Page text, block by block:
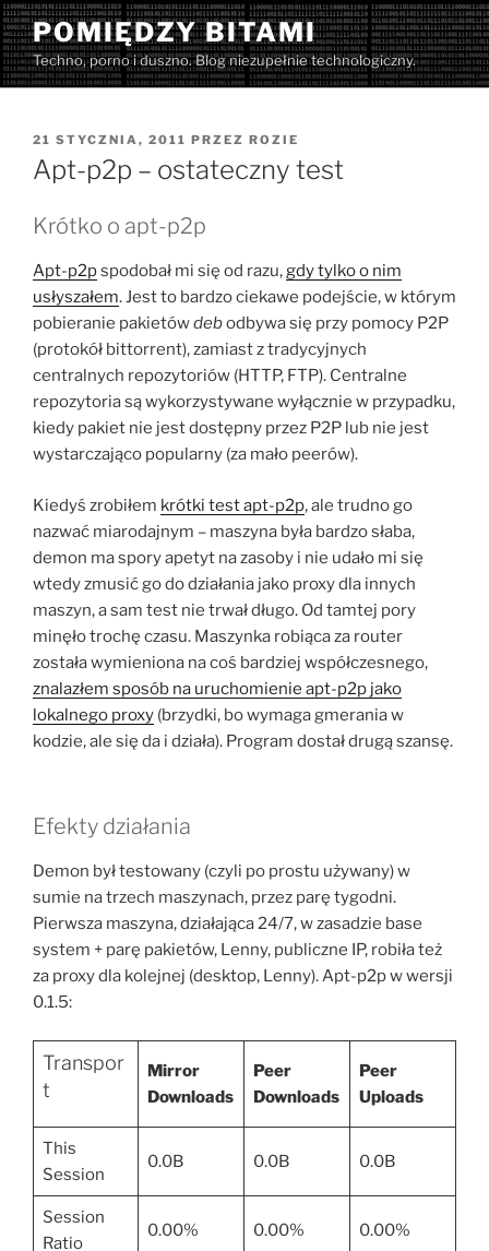
Przejdź
do
treści
POMIĘDZY BITAMI
Techno, porno i duszno. Blog niezupełnie technologiczny.
OPUBLIKOWANE
W
21 STYCZNIA, 2011 PRZEZ ROZIE
Apt-p2p – ostateczny test
Krótko o apt-p2p
Apt-p2pspodobał mi się od razu,gdy tylko o nim
usłyszałem. Jest to bardzo ciekawe podejście, w którym
pobieranie pakietówdebodbywa się przy pomocy P2P
(protokół bittorrent), zamiast z tradycyjnych
centralnych repozytoriów (HTTP, FTP). Centralne
repozytoria są wykorzystywane wyłącznie w przypadku,
kiedy pakiet nie jest dostępny przez P2P lub nie jest
wystarczająco popularny (za mało peerów).
Kiedyś zrobiłem krótki test apt-p2p, ale trudno go
nazwać miarodajnym – maszyna była bardzo słaba,
demon ma spory apetyt na zasoby i nie udało mi się
wtedy zmusić go do działania jako proxy dla innych
maszyn, a sam test nie trwał długo. Od tamtej pory
minęło trochę czasu. Maszynka robiąca za router
została wymieniona na coś bardziej współczesnego,
znalazłem sposób na uruchomienie apt-p2p jako
lokalnego proxy (brzydki, bo wymaga gmerania w
kodzie, ale się da i działa). Program dostał drugą szansę.
Efekty działania
Demon był testowany (czyli po prostu używany) w
sumie na trzech maszynach, przez parę tygodni.
Pierwsza maszyna, działająca 24/7, w zasadzie base
system + parę pakietów, Lenny, publiczne IP, robiła też
za proxy dla kolejnej (desktop, Lenny). Apt-p2p w wersji
0.1.5:
Transpor
t
Mirror
Downloads
Peer
Downloads
Peer
Uploads
This
Session
0.0B 0.0B 0.0B
Session
Ratio
0.00% 0.00% 0.00%